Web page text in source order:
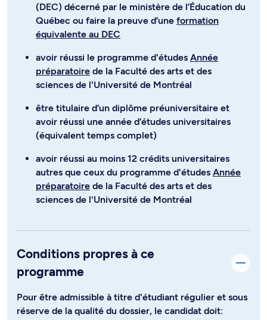
(DEC) décerné par le ministère de l’Éducation du
Québec ou faire la preuve d’une formation
équivalente au DEC
avoir réussi le programme d'études Année
préparatoire de la Faculté des arts et des
sciences de l'Université de Montréal
être titulaire d’un diplôme préuniversitaire et
avoir réussi une année d’études universitaires
(équivalent temps complet)
avoir réussi au moins 12 crédits universitaires
autres que ceux du programme d'études Année
préparatoire de la Faculté des arts et des
sciences de l'Université de Montréal
Conditions propres à ce
programme
Pour être admissible à titre d'étudiant régulier et sous
réserve de la qualité du dossier, le candidat doit: